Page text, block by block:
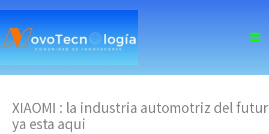
skip
content
XIAOMI : la industria automotriz del
ya esta aqui